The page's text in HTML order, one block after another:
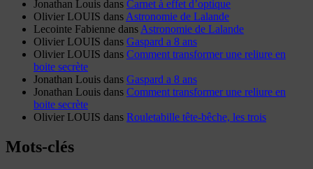
Jonathan Louis dans Carnet à effet d’optique
Olivier LOUIS dans Astronomie de Lalande
Lecointe Fabienne dans Astronomie de Lalande
Olivier LOUIS dans Gaspard a 8 ans
Olivier LOUIS dans Comment transformer une reliure en
boite secrète
Jonathan Louis dans Gaspard a 8 ans
Jonathan Louis dans Comment transformer une reliure en
boite secrète
Olivier LOUIS dans Rouletabille tête-bêche, les trois
Mots-clés